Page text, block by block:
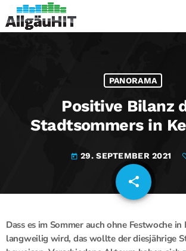
PANORAMA
Positive Bilanz
Stadtsommers in
today 29. SEPTEMBER 2021
share
email
Dass es im Sommer auch ohne Festwoche
langweilig wird, das wollte der diesjährige